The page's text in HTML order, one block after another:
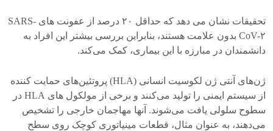
تحقیقات نشان می دهد که حداقل ۲۰ درصد از عفونت های SARS-
CoV-۲ بدون علامت هستند، بنابراین بررسی بیشتر این افراد به
دانشمندان در مبارزه با این بیماری، کمک می‌کند.
ژن‌های آنتی ژن لکوسیت انسانی (HLA) پروتئین‌های حمایت کننده
از سیستم ایمنی را تولید می‌کنند و برخی از مولکول های HLA در
سطوح سلولی یافت می‌شوند. آنها مهاجمان خارجی را تشخیص
می‌دهند، به عنوان مثال، قطعات مینیاتوری کوچک روی سطح